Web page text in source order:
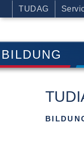
TUDAG
BILDUNG